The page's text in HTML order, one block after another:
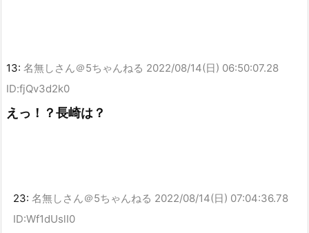
13: 名無しさん＠5ちゃんねる 2022/08/14(日) 06:50:07.28
ID:fjQv3d2k0
えっ！？長崎は？
23: 名無しさん＠5ちゃんねる 2022/08/14(日) 07:04:36.78
ID:Wf1dUslI0